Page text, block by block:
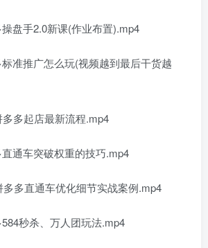
盘手2.0新课(作业布置).mp4
准推广怎么玩(视频越到最后干货越
多起店最新流程.mp4
通车突破权重的技巧.mp4
多多直通车优化细节实战案例.mp4
秒杀、万人团玩法.mp4